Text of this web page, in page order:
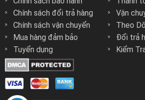
Chính sách đổi trả hàng
Chính sách vận chuyển
Mua hàng đảm bảo
Tuyển dụng
Vận
Theo
Đổi trả
Kiểm